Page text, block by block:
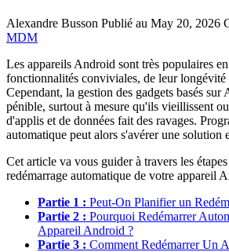
Alexandre Busson Publié au May 20, 2026
MDM
Les appareils Android sont très populaires
fonctionnalités conviviales, de leur longévité
Cependant, la gestion des gadgets basés sur
pénible, surtout à mesure qu'ils vieillissent
d'applis et de données fait des ravages.
automatique peut alors s'avérer une solution
Cet article va vous guider à travers les
redémarrage automatique de votre appareil
Partie 1 : Peut-On Planifier un
Partie 2 : Pourquoi Redémarrer
Appareil Android ?
Partie 3 : Comment Redémarrer Un